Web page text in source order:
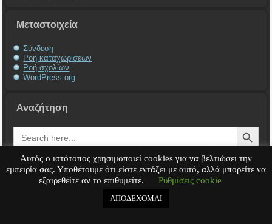
Μεταστοιχεία
Σύνδεση
Ροή καταχωρίσεων
Ροή σχολίων
WordPress.org
Αναζήτηση
Search
for:
Search Button
Service Υπολογιστή Service Laptop Service Macbook Service Περιφερειακά
Αυτός ο ιστότοπος χρησιμοποιεί cookies για να βελτιώσει την
εμπειρία σας. Υποθέτουμε ότι είστε εντάξει με αυτό, αλλά μπορείτε να
εξαιρεθείτε αν το επιθυμείτε.
Ρυθμίσεις cookie
ΑΠΟΔΕΧΟΜΑΙ